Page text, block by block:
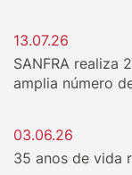
13.07.26
SANFRA realiza
amplia número
03.06.26
35 anos de vida